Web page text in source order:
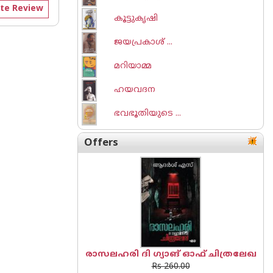
Review
കൂട്ടുകൃഷി
ജയപ്രകാശ് ...
മറിയാമ്മ
ഹയവദന
ഭവഭൂതിയുടെ ...
Offers
രാസലഹരി ദി ഗ്യാങ് ഓഫ് ചിത്രലേഖ
Rs 260.00